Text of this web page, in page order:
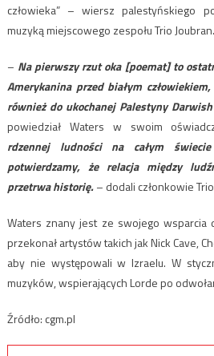
człowieka” – wiersz palestyńskiego
muzyką miejscowego zespołu Trio Joubran.
– Na pierwszy rzut oka [poemat] to
Amerykanina przed białym
również do ukochanej Palestyny
powiedział Waters w swoim
rdzennej ludności na całym
potwierdzamy, że relacja między
przetrwa historię.– dodali członkowie
Waters znany jest ze swojego wsparcia
przekonał artystów takich jak Nick Cave,
aby nie występowali w Izraelu. W
muzyków, wspierających Lorde po
Źródło: cgm.pl